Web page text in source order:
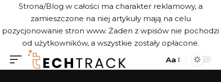
Strona/Blog w całości ma charakter reklamowy, a
zamieszczone na niej artykuły mają na celu
pozycjonowanie stron www. Żaden z wpisów nie pochodzi
od użytkowników, a wszystkie zostały opłacone.
Aa